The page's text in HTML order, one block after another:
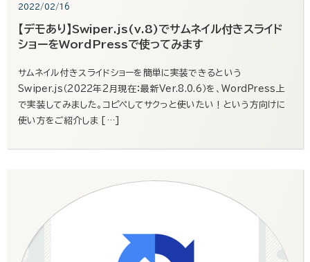
2022/02/16
【デモあり】Swiper.js(v.8)でサムネイル付きスライド
ショーをWordPressで使ってみます
サムネイル付きスライドショーを簡単に実装できるという
Swiper.js（2022年2月現在：最新Ver.8.0.6）を、WordPress上
で実装してみました。コピペしてサクっと使いたい！という方向けに
使い方をご紹介しま […]